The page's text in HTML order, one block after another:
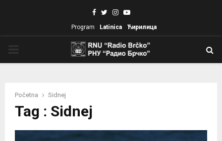
Facebook
TwitterInstagram
Youtube
Program Latinica Ћирилица
Početna Sidnej
Tag : Sidnej